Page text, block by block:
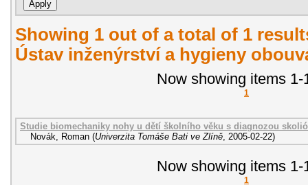
Showing 1 out of a total of 1
Ústav inženýrství a hygieny
Now showing items 1-
1
Studie biomechaniky nohy u dětí školního věku s diagnozou
Novák, Roman (Univerzita Tomáše Bati ve Zlíně 2005-02-22)
Now showing items 1-
1